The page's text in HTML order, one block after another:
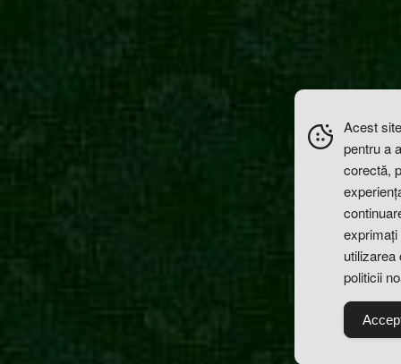
Acest
pentru a
corectă,
politicii